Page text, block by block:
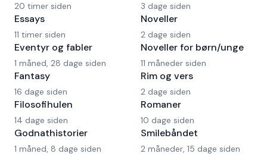
20 timer siden
Essays
11 timer siden
Eventyr og fabler
1 måned, 28 dage siden
Fantasy
16 dage siden
Filosofihulen
14 dage siden
Godnathistorier
1 måned, 8 dage siden
3 dage siden
Noveller
2 dage siden
Noveller for børn/unge
11 måneder siden
Rim og vers
2 dage siden
Romaner
10 dage siden
Smilebåndet
2 måneder, 15 dage siden